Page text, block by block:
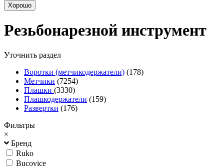
Хорошо
Резьбонарезной инструмент
Уточнить раздел
Воротки (метчикодержатели) (178)
Метчики (7254)
Плашки (3330)
Плашкодержатели (159)
Развертки (176)
Фильтры
×
Бренд
Ruko
Bucovice